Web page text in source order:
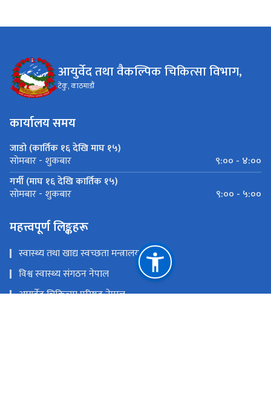
आयुर्वेद तथा वैकल्पिक चिकित्सा विभाग,
टेकु, काठमाडौं
कार्यालय समय
जाडो (कार्तिक १६ देखि माघ १५)
साेमबार - शुकबार
९:०० - ४:००
गर्मी (माघ १६ देखि कार्तिक १५)
साेमबार - शुकबार ९:०० - ५:००
महत्त्वपूर्ण लिङ्कहरू
स्वास्थ्य तथा खाद्य स्वच्छता मन्त्रालय
विश्व स्वास्थ्य संगठन नेपाल
आयुर्वेद चिकित्सा परिषद् नेपाल